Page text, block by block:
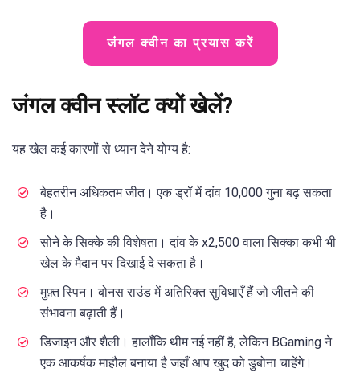
जंगल क्वीन का प्रयास करें
जंगल क्वीन स्लॉट क्यों खेलें?
यह खेल कई कारणों से ध्यान देने योग्य है:
बेहतरीन अधिकतम जीत। एक ड्रॉ में दांव 10,000 गुना बढ़ सकता
है।
सोने के सिक्के की विशेषता। दांव के x2,500 वाला सिक्का कभी भी
खेल के मैदान पर दिखाई दे सकता है।
मुफ़्त स्पिन। बोनस राउंड में अतिरिक्त सुविधाएँ हैं जो जीतने की
संभावना बढ़ाती हैं।
डिजाइन और शैली। हालाँकि थीम नई नहीं है, लेकिन BGaming ने
एक आकर्षक माहौल बनाया है जहाँ आप खुद को डुबोना चाहेंगे।